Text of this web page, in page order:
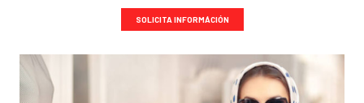
SOLICITA INFORMÁCIÓN